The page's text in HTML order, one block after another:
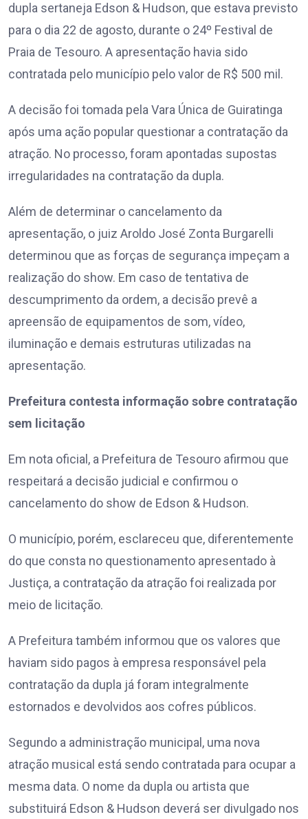
dupla sertaneja Edson & Hudson, que estava previsto
para o dia 22 de agosto, durante o 24º Festival de
Praia de Tesouro. A apresentação havia sido
contratada pelo município pelo valor de R$ 500 mil.
A decisão foi tomada pela Vara Única de Guiratinga
após uma ação popular questionar a contratação da
atração. No processo, foram apontadas supostas
irregularidades na contratação da dupla.
Além de determinar o cancelamento da
apresentação, o juiz Aroldo José Zonta Burgarelli
determinou que as forças de segurança impeçam a
realização do show. Em caso de tentativa de
descumprimento da ordem, a decisão prevê a
apreensão de equipamentos de som, vídeo,
iluminação e demais estruturas utilizadas na
apresentação.
Prefeitura contesta informação sobre contratação
sem licitação
Em nota oficial, a Prefeitura de Tesouro afirmou que
respeitará a decisão judicial e confirmou o
cancelamento do show de Edson & Hudson.
O município, porém, esclareceu que, diferentemente
do que consta no questionamento apresentado à
Justiça, a contratação da atração foi realizada por
meio de licitação.
A Prefeitura também informou que os valores que
haviam sido pagos à empresa responsável pela
contratação da dupla já foram integralmente
estornados e devolvidos aos cofres públicos.
Segundo a administração municipal, uma nova
atração musical está sendo contratada para ocupar a
mesma data. O nome da dupla ou artista que
substituirá Edson & Hudson deverá ser divulgado nos